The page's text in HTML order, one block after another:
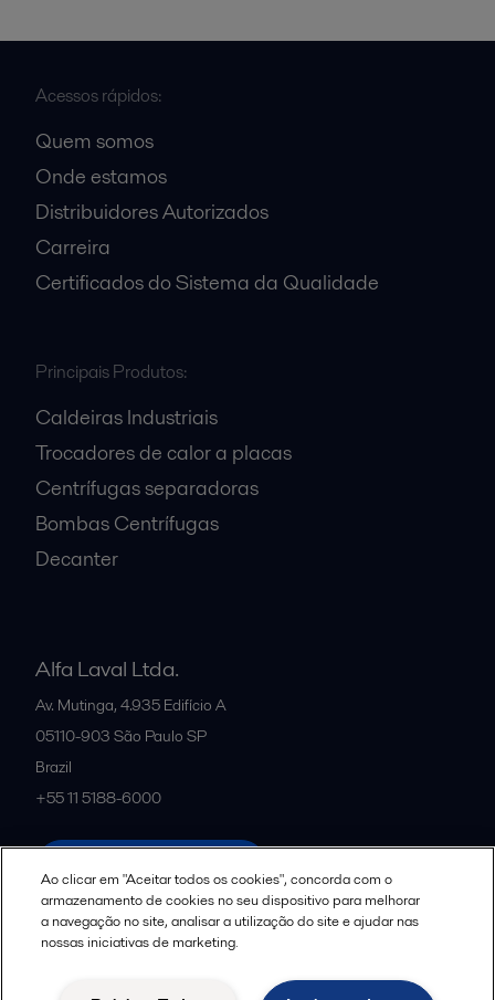
Acessos rápidos:
Quem somos
Onde estamos
Distribuidores Autorizados
Carreira
Certificados do Sistema da Qualidade
Principais Produtos:
Caldeiras Industriais
Trocadores de calor a placas
Centrífugas separadoras
Bombas Centrífugas
Decanter
Alfa Laval Ltda.
Av. Mutinga, 4.935 Edifício A
05110-903 São Paulo SP
Brazil
+55 11 5188-6000
Diretrizes da Comunidade
Ao clicar em "Aceitar todos os cookies", concorda com o
armazenamento de cookies no seu dispositivo para melhorar
a navegação no site, analisar a utilização do site e ajudar nas
nossas iniciativas de marketing.